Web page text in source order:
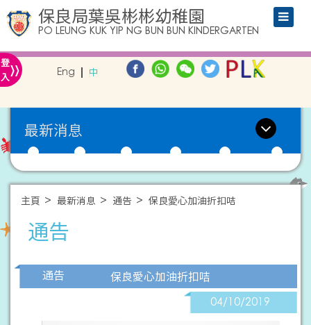
保良局葉吳彬彬幼稚園
PO LEUNG KUK YIP NG BUN BUN KINDERGARTEN
登
入» Eng 中
最新消息
主頁 最新消息 通告 保良愛心加油折扣咭
通告
通告
保良愛心加油折扣咭
04/10/2019